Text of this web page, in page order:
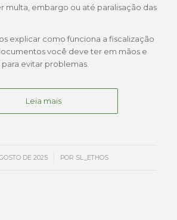
multa, embargo ou até paralisação das
explicar como funciona a fiscalização
você deve ter em mãos e
evitar problemas.
Leia mais
DE 2025
/ POR SL_ETHOS